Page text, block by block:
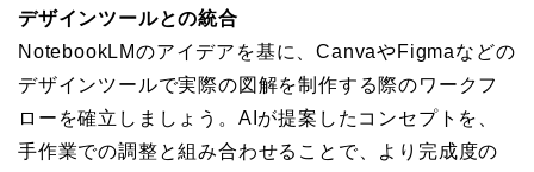
デザインツールとの統合
NotebookLMのアイデアを基に、CanvaやFigmaなどの
デザインツールで実際の図解を制作する際のワークフ
ローを確立しましょう。AIが提案したコンセプトを、
手作業での調整と組み合わせることで、より完成度の